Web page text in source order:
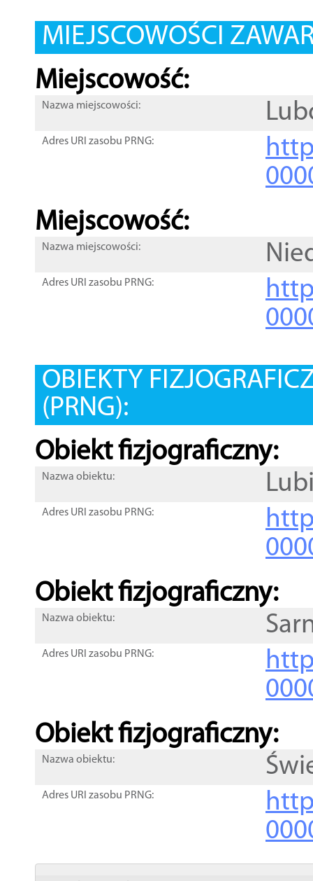
MIEJSCOWOŚCI
Miejscowość:
Nazwa miejscowości:
Adres URI zasobu PRNG:
Miejscowość:
Nazwa miejscowości:
Adres URI zasobu PRNG:
OBIEKTY
(PRNG):
Obiekt fizjograficzny:
Nazwa obiektu:
Adres URI zasobu PRNG:
Obiekt fizjograficzny:
Nazwa obiektu:
Adres URI zasobu PRNG:
Obiekt fizjograficzny:
Nazwa obiektu:
Adres URI zasobu PRNG: